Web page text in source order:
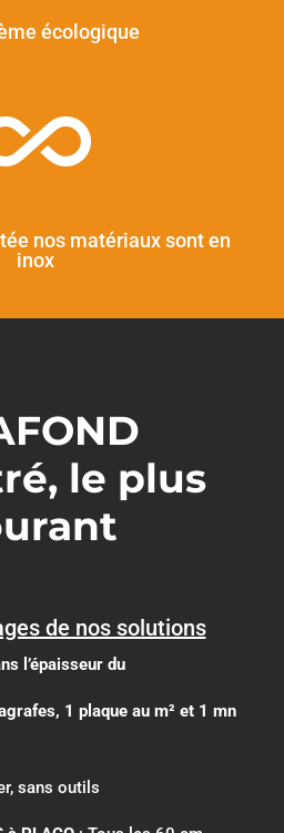
écologique
nos matériaux sont en
inox
le plus
de nos solutions
l’épaisseur du
1 plaque au m² et 1 mn
sans outils